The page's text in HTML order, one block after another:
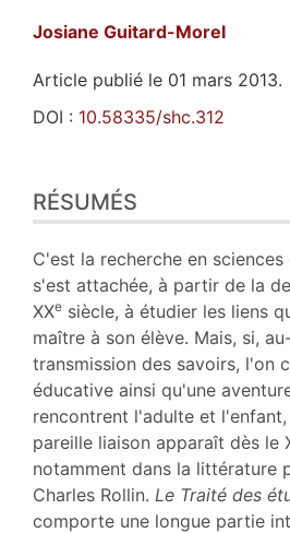
Josiane Guitard-Morel
Article publié le 01 mars 2013.
DOI : 10.58335/shc.312
Plan
Texte
Bibliographie
Notes
Citer cet article
Auteur
RÉSUMÉS
C'est la recherche en
s'est attachée, à partir de la
XXe siècle, à étudier les liens
maître à son élève. Mais, si,
transmission des savoirs, l'on
éducative ainsi qu'une
rencontrent l'adulte et
pareille liaison apparaît dès le
notamment dans la littérature
Charles Rollin. Le Traité des
comporte une longue partie